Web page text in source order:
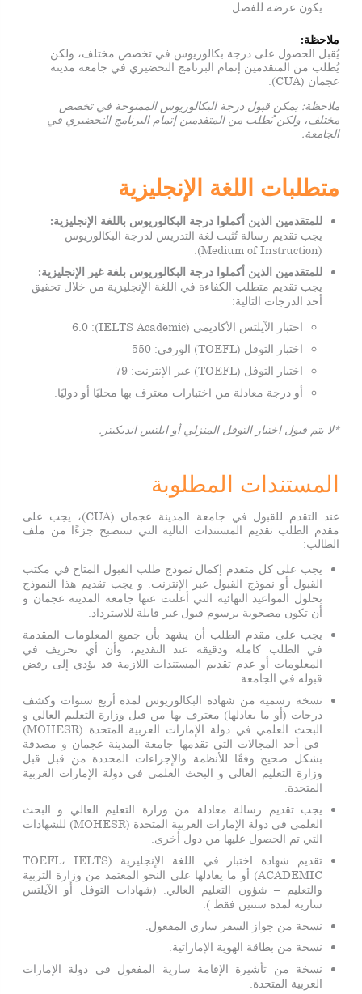
يكون عرضة للفصل.
ملاحظة:
يُقبل الحصول على درجة بكالوريوس في تخصص مختلف، ولكن
يُطلب من المتقدمين إتمام البرنامج التحضيري في جامعة مدينة
عجمان (CUA).
ملاحظة: يمكن قبول درجة البكالوريوس الممنوحة في تخصص
مختلف، ولكن يُطلب من المتقدمين إتمام البرنامج التحضيري في
الجامعة.
متطلبات اللغة الإنجليزية
للمتقدمين الذين أكملوا درجة البكالوريوس باللغة الإنجليزية:
يجب تقديم رسالة تُثبت لغة التدريس لدرجة البكالوريوس
(Medium of Instruction).
للمتقدمين الذين أكملوا درجة البكالوريوس بلغة غير الإنجليزية:
يجب تقديم متطلب الكفاءة في اللغة الإنجليزية من خلال تحقيق
أحد الدرجات التالية:
اختبار الآيلتس الأكاديمي (IELTS Academic): 6.0
اختبار التوفل (TOEFL) الورقي: 550
اختبار التوفل (TOEFL) عبر الإنترنت: 79
أو درجة معادلة من اختبارات معترف بها محليًا أو دوليًا.
*لا يتم قبول اختبار التوفل المنزلي أو ايلتس انديكيتر.
المستندات المطلوبة
عند التقدم للقبول في جامعة المدينة عجمان (CUA)، يجب على
مقدم الطلب تقديم المستندات التالية التي ستصبح جزءًا من ملف
الطالب:
يجب على كل متقدم إكمال نموذج طلب القبول المتاح في مكتب
القبول أو نموذج القبول عبر الإنترنت. و يجب تقديم هذا النموذج
بحلول المواعيد النهائية التي أعلنت عنها جامعة المدينة عجمان و
أن تكون مصحوبة برسوم قبول غير قابلة للاسترداد.
يجب على مقدم الطلب أن يشهد بأن جميع المعلومات المقدمة
في الطلب كاملة ودقيقة عند التقديم، وأن أي تحريف في
المعلومات أو عدم تقديم المستندات اللازمة قد يؤدي إلى رفض
قبوله في الجامعة.
نسخة رسمية من شهادة البكالوريوس لمدة أربع سنوات وكشف
درجات (أو ما يعادلها) معترف بها من قبل وزارة التعليم العالي و
البحث العلمي في دولة الإمارات العربية المتحدة (MOHESR)
في أحد المجالات التي تقدمها جامعة المدينة عجمان و مصدقة
بشكل صحيح وفقًا للأنظمة والإجراءات المحددة من قبل قبل
وزارة التعليم العالي و البحث العلمي في دولة الإمارات العربية
المتحدة.
يجب تقديم رسالة معادلة من وزارة التعليم العالي و البحث
العلمي في دولة الإمارات العربية المتحدة (MOHESR) للشهادات
التي تم الحصول عليها من دول أخرى.
تقديم شهادة اختبار في اللغة الإنجليزية (TOEFL، IELTS
ACADEMIC) أو ما يعادلها على النحو المعتمد من وزارة التربية
والتعليم – شؤون التعليم العالي. (شهادات التوفل أو الآيلتس
سارية لمدة سنتين فقط ).
نسخة من جواز السفر ساري المفعول.
نسخة من بطاقة الهوية الإماراتية.
نسخة من تأشيرة الإقامة سارية المفعول في دولة الإمارات
العربية المتحدة.